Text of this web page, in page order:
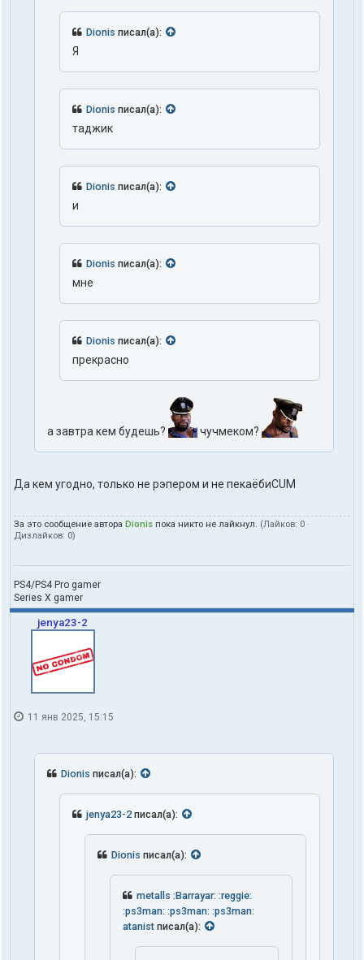
Dionis писал(а):
Я
Dionis писал(а):
таджик
Dionis писал(а):
и
Dionis писал(а):
мне
Dionis писал(а):
прекрасно
а завтра кем будешь? чучмеком?
Да кем угодно, только не рэпером и не пекаёбиCUM
За это сообщение автора Dionis пока никто не лайкнул. (Лайков: 0 ·
Дизлайков: 0)
PS4/PS4 Pro gamer
Series X gamer
jenya23-2
11 янв 2025, 15:15
Dionis писал(а):
jenya23-2писал(а):
Dionis писал(а):
metalls :Barrayar: :reggie:
:ps3man: :ps3man: :ps3man:
atanist писал(а):